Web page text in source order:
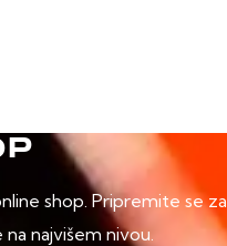
shop. Pripremite se za
najvišem nivou.